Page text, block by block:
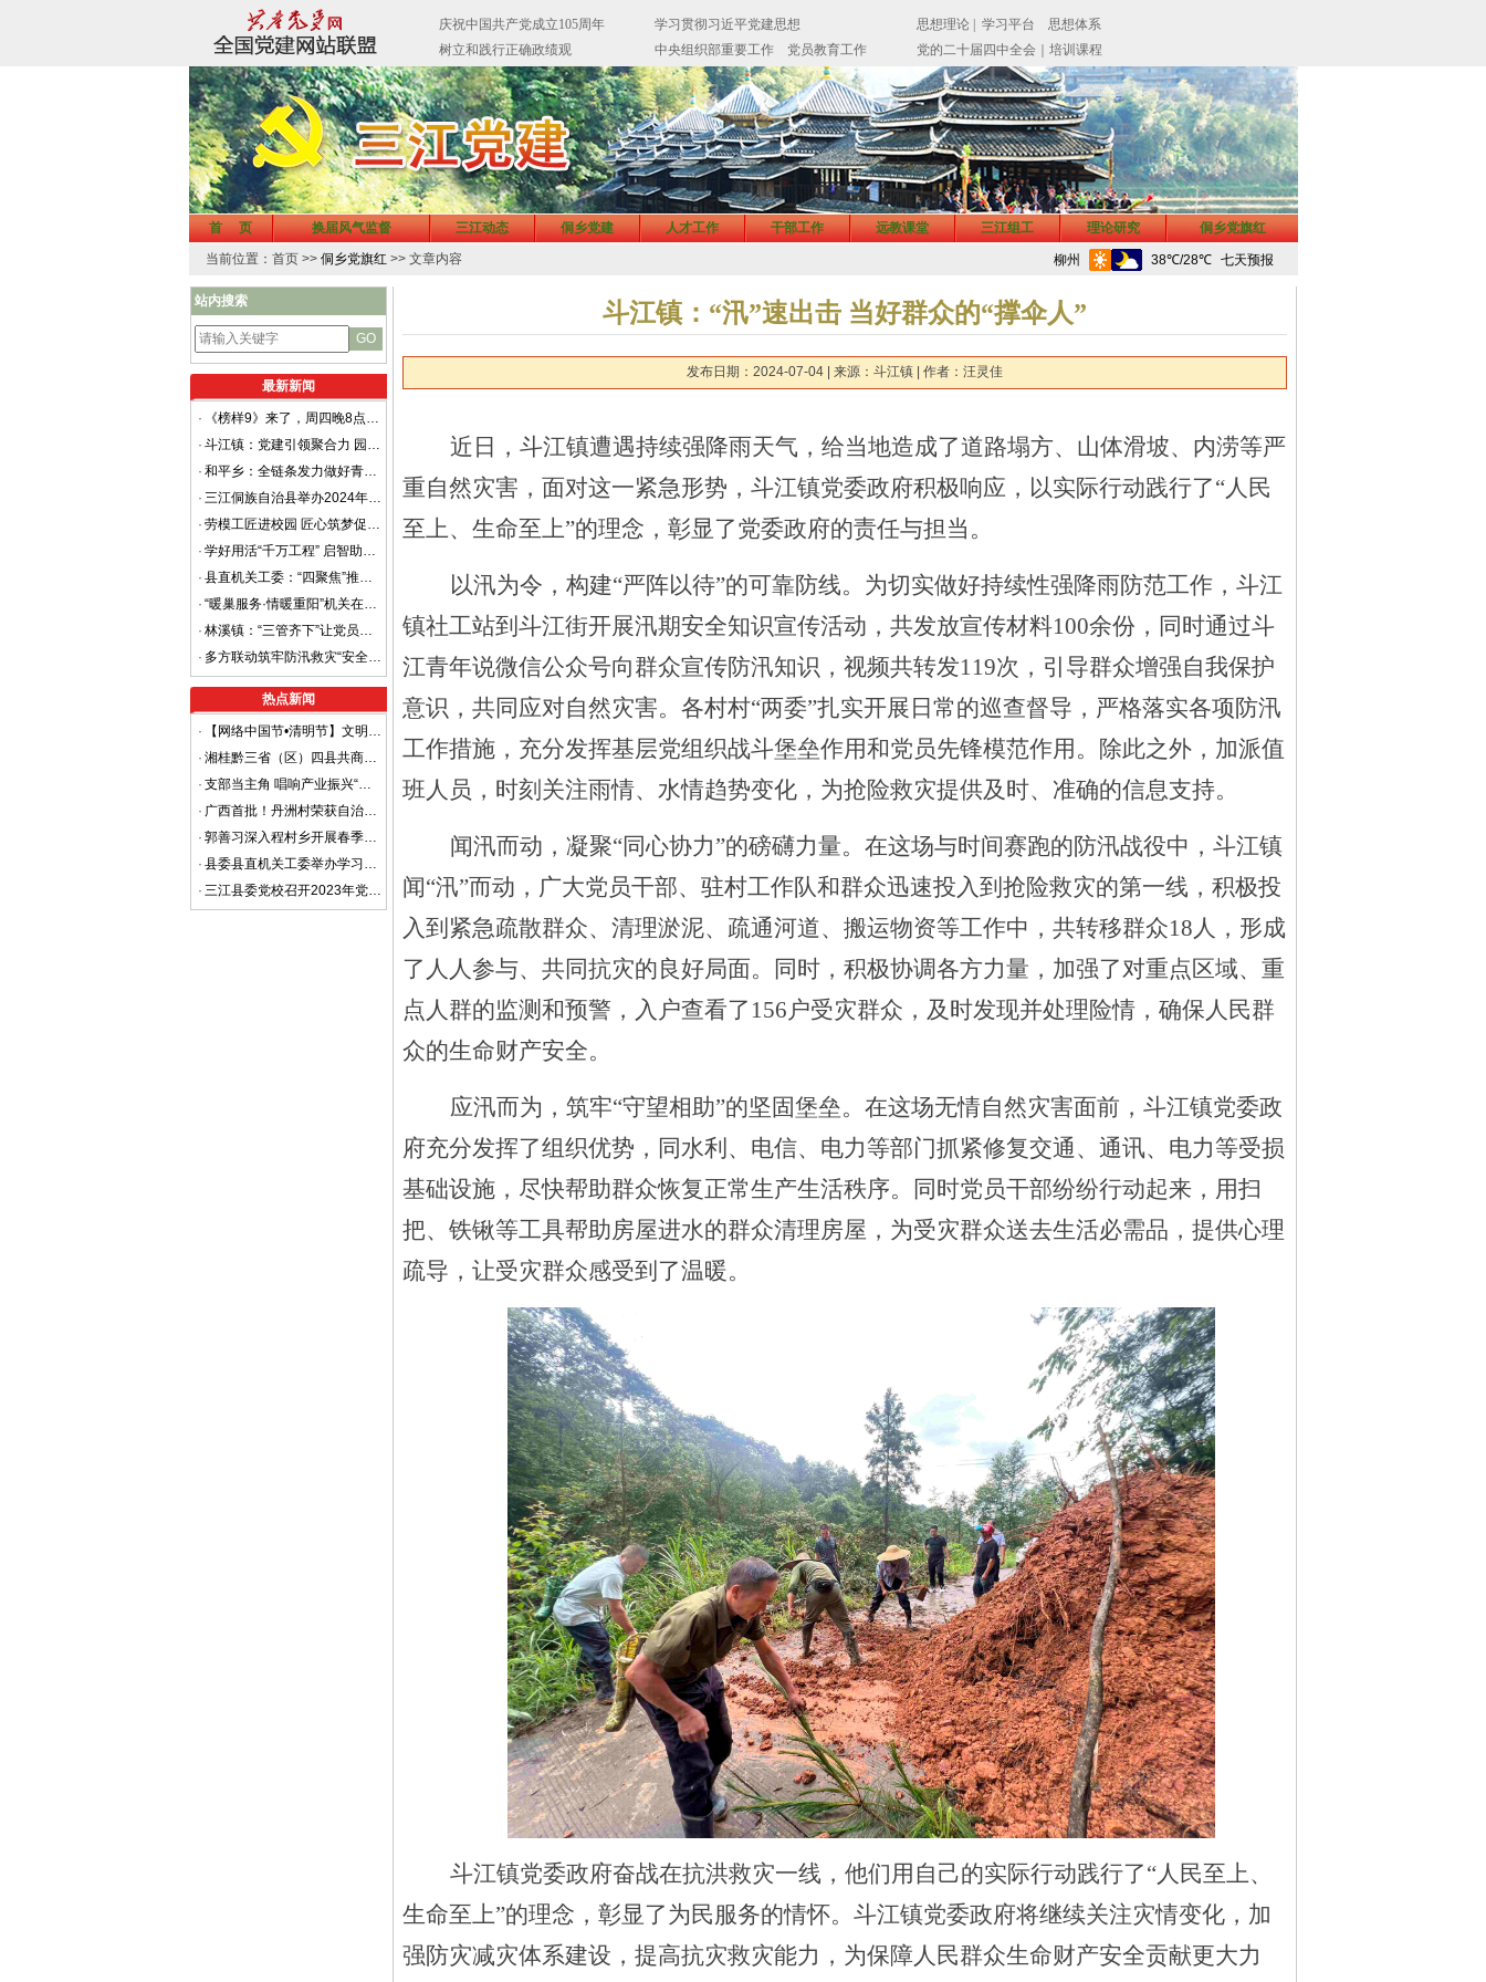
首 页 换届风气监督 三江动态 侗乡党建 人才工作 干部工作 远教课堂 三江组工 理论研究
侗乡党旗红
当前位置：首页 >> 侗乡党旗红 >> 文章内容
站内搜索
最新新闻
·
《榜样9》来了，周四晚8点档锁定CCTV-1
·
斗江镇：党建引领聚合力 园区自治促文明
·
和平乡：全链条发力做好青年干部培育工作
·
三江侗族自治县举办2024年致富带头人培训班
·
劳模工匠进校园 匠心筑梦促成长
·
学好用活“千万工程” 启智助力乡村振兴
·
县直机关工委：“四聚焦”推动机关党建高质量发展
·
“暖巢服务·情暖重阳”机关在行动
·
林溪镇：“三管齐下”让党员教育 有地学、有课上、有人讲
·
多方联动筑牢防汛救灾“安全堤” ——高基瑶族乡党员干部奔走防汛一线显担当
热点新闻
·
【网络中国节•清明节】文明祭祀，平安清明
·
湘桂黔三省（区）四县共商平安边界建设 着力打造省际平安边界样板区
·
支部当主角 唱响产业振兴“重头戏”
·
广西首批！丹洲村荣获自治区级“金字招牌”
·
郭善习深入程村乡开展春季走访慰问工作
·
县委县直机关工委举办学习贯彻党的二十大精神进机关宣讲报告会
·
三江县委党校召开2023年党风廉政建设暨清廉机关工作部署会
斗江镇：“汛”速出击 当好群众的“撑伞人”
发布日期：2024-07-04 | 来源：斗江镇 | 作者：汪灵佳
近 日， 斗江镇遭遇持续强降雨天气，给当地造成了道路塌方、山体滑坡、内涝等严
重自然灾害，面对这一紧急形势， 斗江镇党委政府积极响应，以实际行动践行了“人民
至上、生命至上”的理念，彰显了党委政府的责任与担当。
以汛为令，构建“严阵以待”的可靠防线。 为切实做好持续性强降雨防范工作，斗江
镇社工站到斗江街开展汛期安全知识宣传活动，共发放宣传材料100余份，同时通过斗
江青年说微信公众号向群众宣传防汛知识，视频共转发119次，引导群众增强自我保护
意识，共同应对自然灾害。各村村“两委”扎实开展日常的巡查督导，严格落实各项防汛
工作措施，充分发挥基层党组织战斗堡垒作用和党员先锋模范作用。除此之外，加派值
班人员，时刻关注雨情、水情趋势变化，为抢险救灾提供及时、准确的信息支持。
闻汛而动，凝聚“同心协力”的磅礴力量。 在这场与时间赛跑的防汛战役中，斗江镇
闻“汛”而动，广大党员干部、驻村工作队和群众迅速投入到抢险救灾的第一线，积极投
入到紧急疏散群众、清理淤泥、疏通河道、搬运物资等工作中，共转移群众18人，形成
了人人参与、共同抗灾的良好局面。同时，积极协调各方力量，加强了对重点区域、重
点人群的监测和预警，入户查看了156户受灾群众，及时发现并处理险情，确保人民群
众的生命财产安全。
应汛而为，筑牢“守望相助”的坚固堡垒。 在这场无情自然灾害面前，斗江镇党委政
府充分发挥了组织优势，同水利、电信、电力等部门抓紧修复交通、通讯、电力等受损
基础设施，尽快帮助群众恢复正常生产生活秩序。同时党员干部纷纷行动起来，用扫
把、铁锹等工具帮助房屋进水的群众清理房屋，为受灾群众送去生活必需品，提供心理
疏导，让受灾群众感受到了温暖。
斗江镇党委政府奋战在抗洪救灾一线，他们用自己的实际行动践行了“人民至上、
生命至上”的理念，彰显了为民服务的情怀。斗江镇党委政府将继续关注灾情变化，加
强防灾减灾体系建设，提高抗灾救灾能力，为保障人民群众生命财产安全贡献更大力